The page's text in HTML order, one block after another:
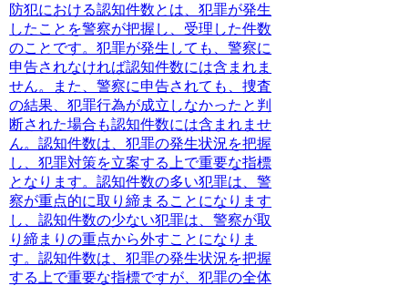
防犯における認知件数とは 、犯罪が発生
したことを警察が把握し、受理した件数
のことです。犯罪が発生しても、警察に
申告されなければ認知件数には含まれま
せん。また、警察に申告されても、捜査
の結果、犯罪行為が成立しなかったと判
断された場合も認知件数には含まれませ
ん。認知件数は、犯罪の発生状況を把握
し、犯罪対策を立案する上で重要な指標
となります。認知件数の多い犯罪は、警
察が重点的に取り締まることになります
し、認知件数の少ない犯罪は、警察が取
り締まりの重点から外すことになりま
す。認知件数は、犯罪の発生状況を把握
する上で重要な指標ですが、犯罪の全体